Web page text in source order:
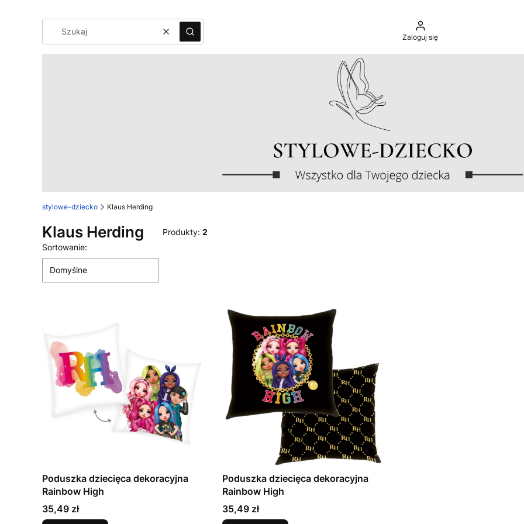
WyczyśćSzukaj Zaloguj się
stylowe-dziecko Klaus Herding
Klaus Herding Produkty: 2
Lista produktów
Sortowanie:
Domyślne
Poduszka dziecięca dekoracyjna
Rainbow High
Cena
35,49 zł
Poduszka dziecięca dekoracyjna
Rainbow High
Cena
35,49 zł